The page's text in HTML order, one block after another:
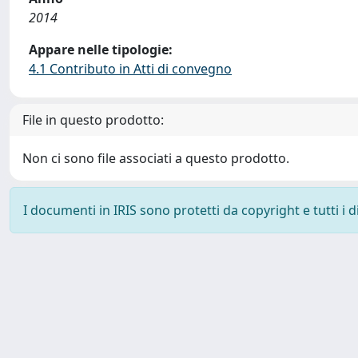
2014
Appare nelle tipologie:
4.1 Contributo in Atti di convegno
File in questo prodotto:
Non ci sono file associati a questo prodotto.
I documenti in IRIS sono protetti da copyright e tutti i